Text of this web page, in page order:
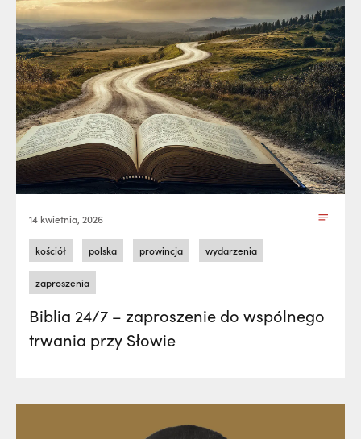
14 kwietnia, 2026
kościół polska prowincja wydarzenia
zaproszenia
Biblia 24/7 – zaproszenie do wspólnego
trwania przy Słowie